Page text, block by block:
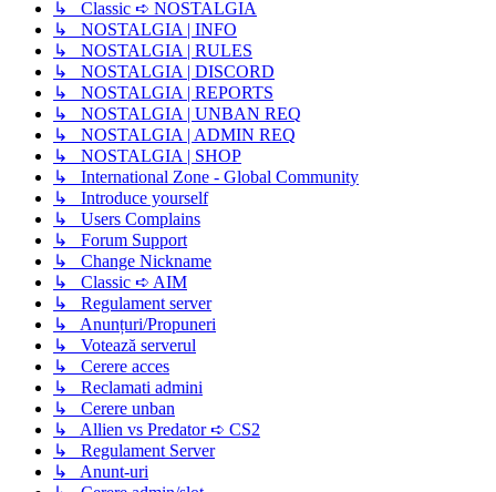
↳ Classic ➪ NOSTALGIA
↳ NOSTALGIA | INFO
↳ NOSTALGIA | RULES
↳ NOSTALGIA | DISCORD
↳ NOSTALGIA | REPORTS
↳ NOSTALGIA | UNBAN REQ
↳ NOSTALGIA | ADMIN REQ
↳ NOSTALGIA | SHOP
↳ International Zone - Global Community
↳ Introduce yourself
↳ Users Complains
↳ Forum Support
↳ Change Nickname
↳ Classic ➪ AIM
↳ Regulament server
↳ Anunțuri/Propuneri
↳ Votează serverul
↳ Cerere acces
↳ Reclamati admini
↳ Cerere unban
↳ Allien vs Predator ➪ CS2
↳ Regulament Server
↳ Anunt-uri